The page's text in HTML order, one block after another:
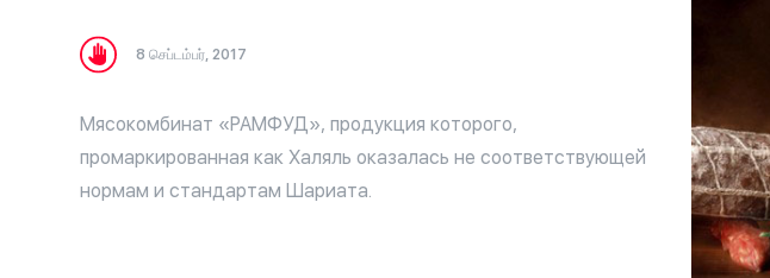
8 செப்டம்பர், 2017
Мясокомбинат «РАМФУД», продукция которого,
промаркированная как Халяль оказалась не соответствующей
нормам и стандартам Шариата.